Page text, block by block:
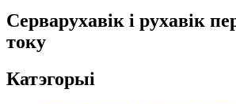
Серварухавік і рухавік
току
Катэгорыі